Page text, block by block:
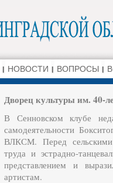
НОВОСТИ ВОПРОСЫ
Дворец культуры им. 40-
В Сенновском клубе
самодеятельности
ВЛКСМ. Перед сельскими
труда и эстрадно-
представлением и
артистам.